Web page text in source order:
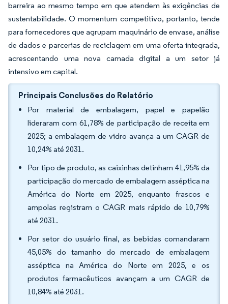
barreira ao mesmo tempo em que atendem às exigências de
sustentabilidade. O momentum competitivo, portanto, tende
para fornecedores que agrupam maquinário de envase, análise
de dados e parcerias de reciclagem em uma oferta integrada,
acrescentando uma nova camada digital a um setor já
intensivo em capital.
Principais Conclusões do Relatório
Por material de embalagem, papel e papelão
lideraram com 61,78% de participação de receita em
2025; a embalagem de vidro avança a um CAGR de
10,24% até 2031.
Por tipo de produto, as caixinhas detinham 41,95% da
participação do mercado de embalagem asséptica na
América do Norte em 2025, enquanto frascos e
ampolas registram o CAGR mais rápido de 10,79%
até 2031.
Por setor do usuário final, as bebidas comandaram
45,05% do tamanho do mercado de embalagem
asséptica na América do Norte em 2025, e os
produtos farmacêuticos avançam a um CAGR de
10,84% até 2031.